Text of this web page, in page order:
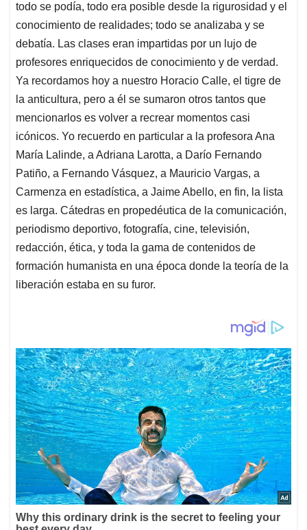
todo se podía, todo era posible desde la rigurosidad y el
conocimiento de realidades; todo se analizaba y se
debatía. Las clases eran impartidas por un lujo de
profesores enriquecidos de conocimiento y de verdad.
Ya recordamos hoy a nuestro Horacio Calle, el tigre de
la anticultura, pero a él se sumaron otros tantos que
mencionarlos es volver a recrear momentos casi
icónicos. Yo recuerdo en particular a la profesora Ana
María Lalinde, a Adriana Larotta, a Darío Fernando
Patiño, a Fernando Vásquez, a Mauricio Vargas, a
Carmenza en estadística, a Jaime Abello, en fin, la lista
es larga. Cátedras en propedéutica de la comunicación,
periodismo deportivo, fotografía, cine, televisión,
redacción, ética, y toda la gama de contenidos de
formación humanista en una época donde la teoría de la
liberación estaba en su furor.